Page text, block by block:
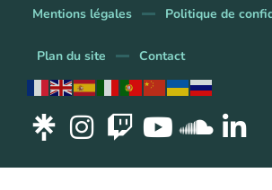
Mentions légales Politique de
Plan du site Contact